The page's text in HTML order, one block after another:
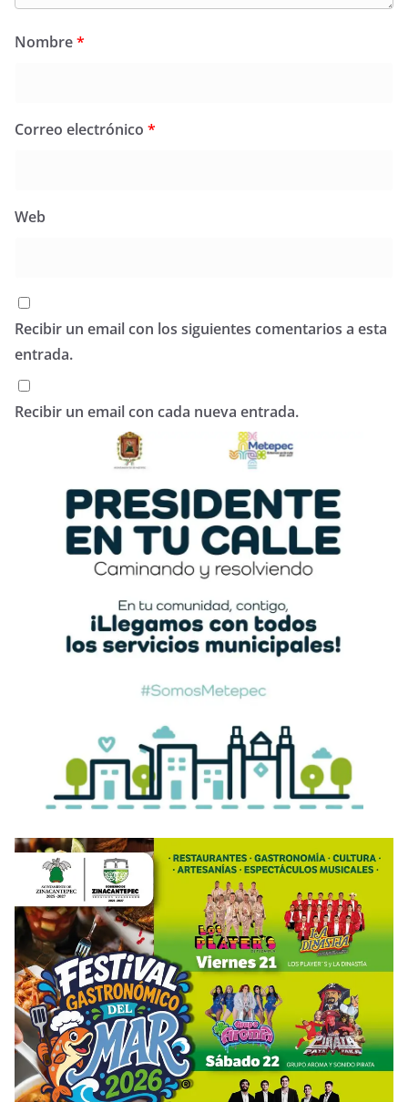
Nombre*
Correo electrónico *
Web
Recibir un email con los siguientes comentarios a esta
entrada.
Recibir un email con cada nueva entrada.